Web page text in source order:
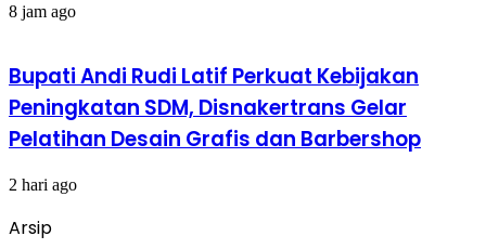
8 jam ago
Bupati Andi Rudi Latif Perkuat Kebijakan
Peningkatan SDM, Disnakertrans Gelar
Pelatihan Desain Grafis dan Barbershop
2 hari ago
Arsip